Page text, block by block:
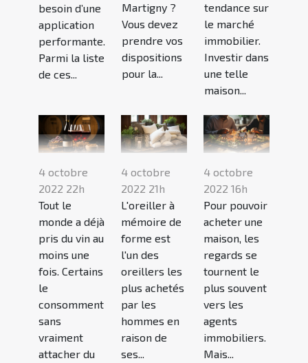
besoin d’une
application
performante.
Parmi la liste
de ces...
Martigny ?
Vous devez
prendre vos
dispositions
pour la...
tendance sur
le marché
immobilier.
Investir dans
une telle
maison...
4 octobre
2022 22h
Tout le
monde a déjà
pris du vin au
moins une
fois. Certains
le
consomment
sans
vraiment
attacher du
4 octobre
2022 21h
L'oreiller à
mémoire de
forme est
l'un des
oreillers les
plus achetés
par les
hommes en
raison de
ses...
4 octobre
2022 16h
Pour pouvoir
acheter une
maison, les
regards se
tournent le
plus souvent
vers les
agents
immobiliers.
Mais...